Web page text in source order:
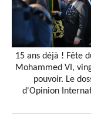
15 ans déjà ! Fête
Mohammed VI,
pouvoir. Le
d'Opinion